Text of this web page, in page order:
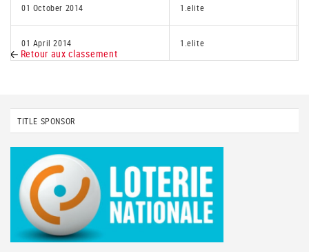
01 October 2014 1.elite
01 April 2014 1.elite
Retour aux classement
TITLE SPONSOR